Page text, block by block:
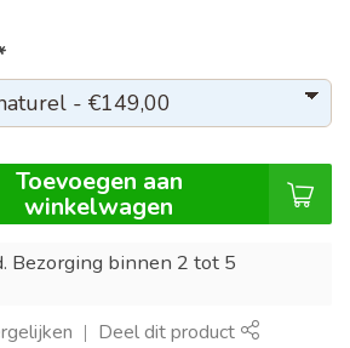
Toevoegen aan
winkelwagen
Bezorging binnen 2 tot 5
Deel dit product